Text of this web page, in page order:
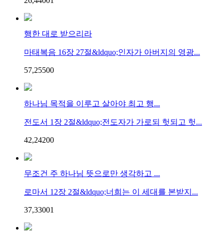
행한 대로 받으리라
마태복음 16장 27절&ldquo;인자가 아버지의 영광...
57,25500
하나님 목적을 이루고 살아야 최고 행...
전도서 1장 2절&ldquo;전도자가 가로되 헛되고 헛...
42,24200
무조건 주 하나님 뜻으로만 생각하고 ...
로마서 12장 2절&ldquo;너희는 이 세대를 본받지...
37,33001